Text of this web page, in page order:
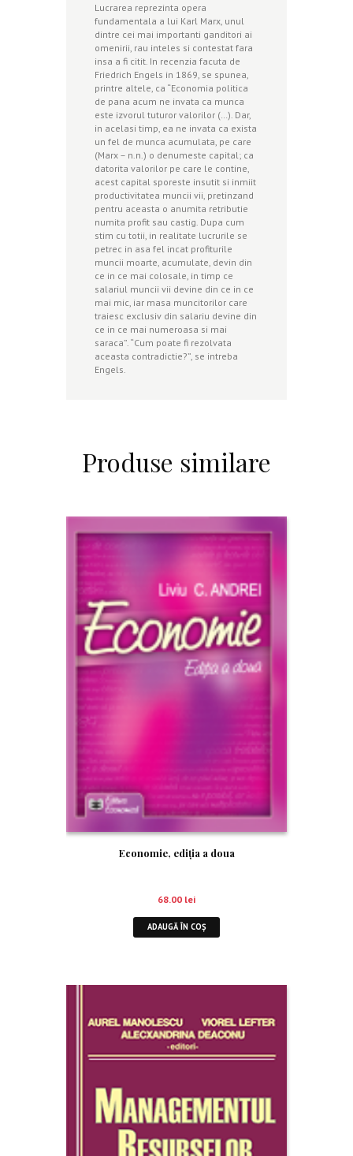
Lucrarea reprezinta opera
fundamentala a lui Karl Marx, unul
dintre cei mai importanti ganditori ai
omenirii, rau inteles si contestat fara
insa a fi citit. In recenzia facuta de
Friedrich Engels in 1869, se spunea,
printre altele, ca “Economia politica
de pana acum ne invata ca munca
este izvorul tuturor valorilor (…). Dar,
in acelasi timp, ea ne invata ca exista
un fel de munca acumulata, pe care
(Marx – n.n.) o denumeste capital; ca
datorita valorilor pe care le contine,
acest capital sporeste insutit si inmiit
productivitatea muncii vii, pretinzand
pentru aceasta o anumita retributie
numita profit sau castig. Dupa cum
stim cu totii, in realitate lucrurile se
petrec in asa fel incat profiturile
muncii moarte, acumulate, devin din
ce in ce mai colosale, in timp ce
salariul muncii vii devine din ce in ce
mai mic, iar masa muncitorilor care
traiesc exclusiv din salariu devine din
ce in ce mai numeroasa si mai
saraca”. “Cum poate fi rezolvata
aceasta contradictie?”, se intreba
Engels.
Produse similare
Economie, ediția a doua
68.00 lei
ADAUGĂ ÎN COȘ